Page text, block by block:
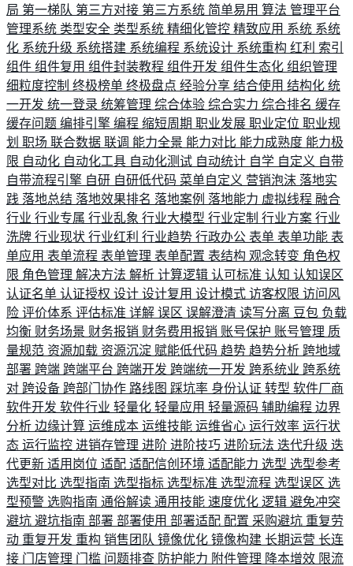
局 第一梯队 第三方对接 第三方系统 简单易用 算法 管理平台
管理系统 类型安全 类型系统 精细化管控 精致应用 系统 系统
化 系统升级 系统搭建 系统编程 系统设计 系统重构 红利 索引
组件 组件复用 组件封装教程 组件开发 组件生态化 组织管理
细粒度控制 终极榜单 终极盘点 经验分享 结合使用 结构化 统
一开发 统一登录 统筹管理 综合体验 综合实力 综合排名 缓存
缓存问题 编排引擎 编程 缩短周期 职业发展 职业定位 职业规
划 职场 联合数据 联调 能力全景 能力对比 能力成熟度 能力极
限 自动化 自动化工具 自动化测试 自动统计 自学 自定义 自带
自带流程引擎 自研 自研低代码 菜单自定义 营销泡沫 落地实
践 落地总结 落地效果排名 落地案例 落地能力 虚拟线程 融合
行业 行业专属 行业乱象 行业大模型 行业定制 行业方案 行业
洗牌 行业现状 行业红利 行业趋势 行政办公 表单 表单功能 表
单应用 表单流程 表单管理 表单配置 表结构 观念转变 角色权
限 角色管理 解决方法 解析 计算逻辑 认可标准 认知 认知误区
认证名单 认证授权 设计 设计复用 设计模式 访客权限 访问风
险 评价体系 评估标准 详解 误区 误解澄清 读写分离 豆包 负载
均衡 财务场景 财务报销 财务费用报销 账号保护 账号管理 质
量规范 资源加载 资源沉淀 赋能低代码 趋势 趋势分析 跨地域
部署 跨端 跨端平台 跨端开发 跨端统一开发 跨系统业 跨系统
对 跨设备 跨部门协作 路线图 踩坑率 身份认证 转型 软件厂商
软件开发 软件行业 轻量化 轻量应用 轻量源码 辅助编程 边界
分析 边缘计算 运维成本 运维技能 运维省心 运行效率 运行状
态 运行监控 进销存管理 进阶 进阶技巧 进阶玩法 迭代升级 迭
代更新 适用岗位 适配 适配信创环境 适配能力 选型 选型参考
选型对比 选型指南 选型指标 选型标准 选型流程 选型误区 选
型预警 选购指南 通俗解读 通用技能 速度优化 逻辑 避免冲突
避坑 避坑指南 部署 部署使用 部署适配 配置 采购避坑 重复劳
动 重复开发 重构 销售团队 镜像优化 镜像构建 长期运营 长连
接 门店管理 门槛 问题排查 防护能力 附件管理 降本增效 限流